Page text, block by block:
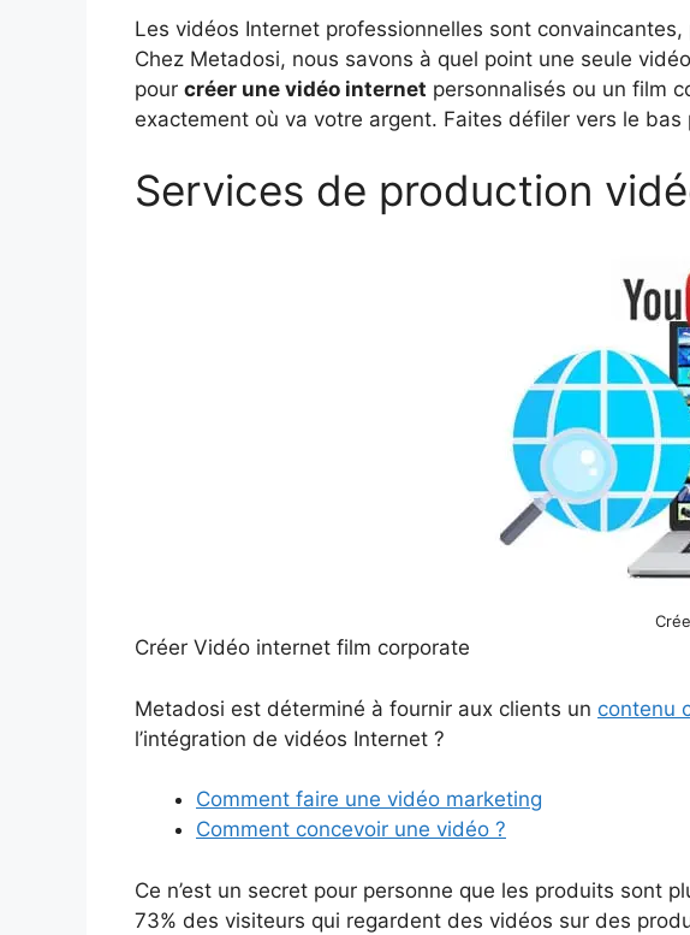
Les vidéos Internet professionnelles sont
Chez Metadosi, nous savons à quel point une seule
pour créer une vidéo internet personnalisés ou un film
exactement où va votre argent. Faites défiler vers le
Services de production
Créer Vidéo internet film corporate
Metadosi est déterminé à fournir aux clients un contenu
l’intégration de vidéos Internet ?
Comment faire une vidéo marketing
Comment concevoir une vidéo ?
Ce n’est un secret pour personne que les produits sont
73% des visiteurs qui regardent des vidéos sur des